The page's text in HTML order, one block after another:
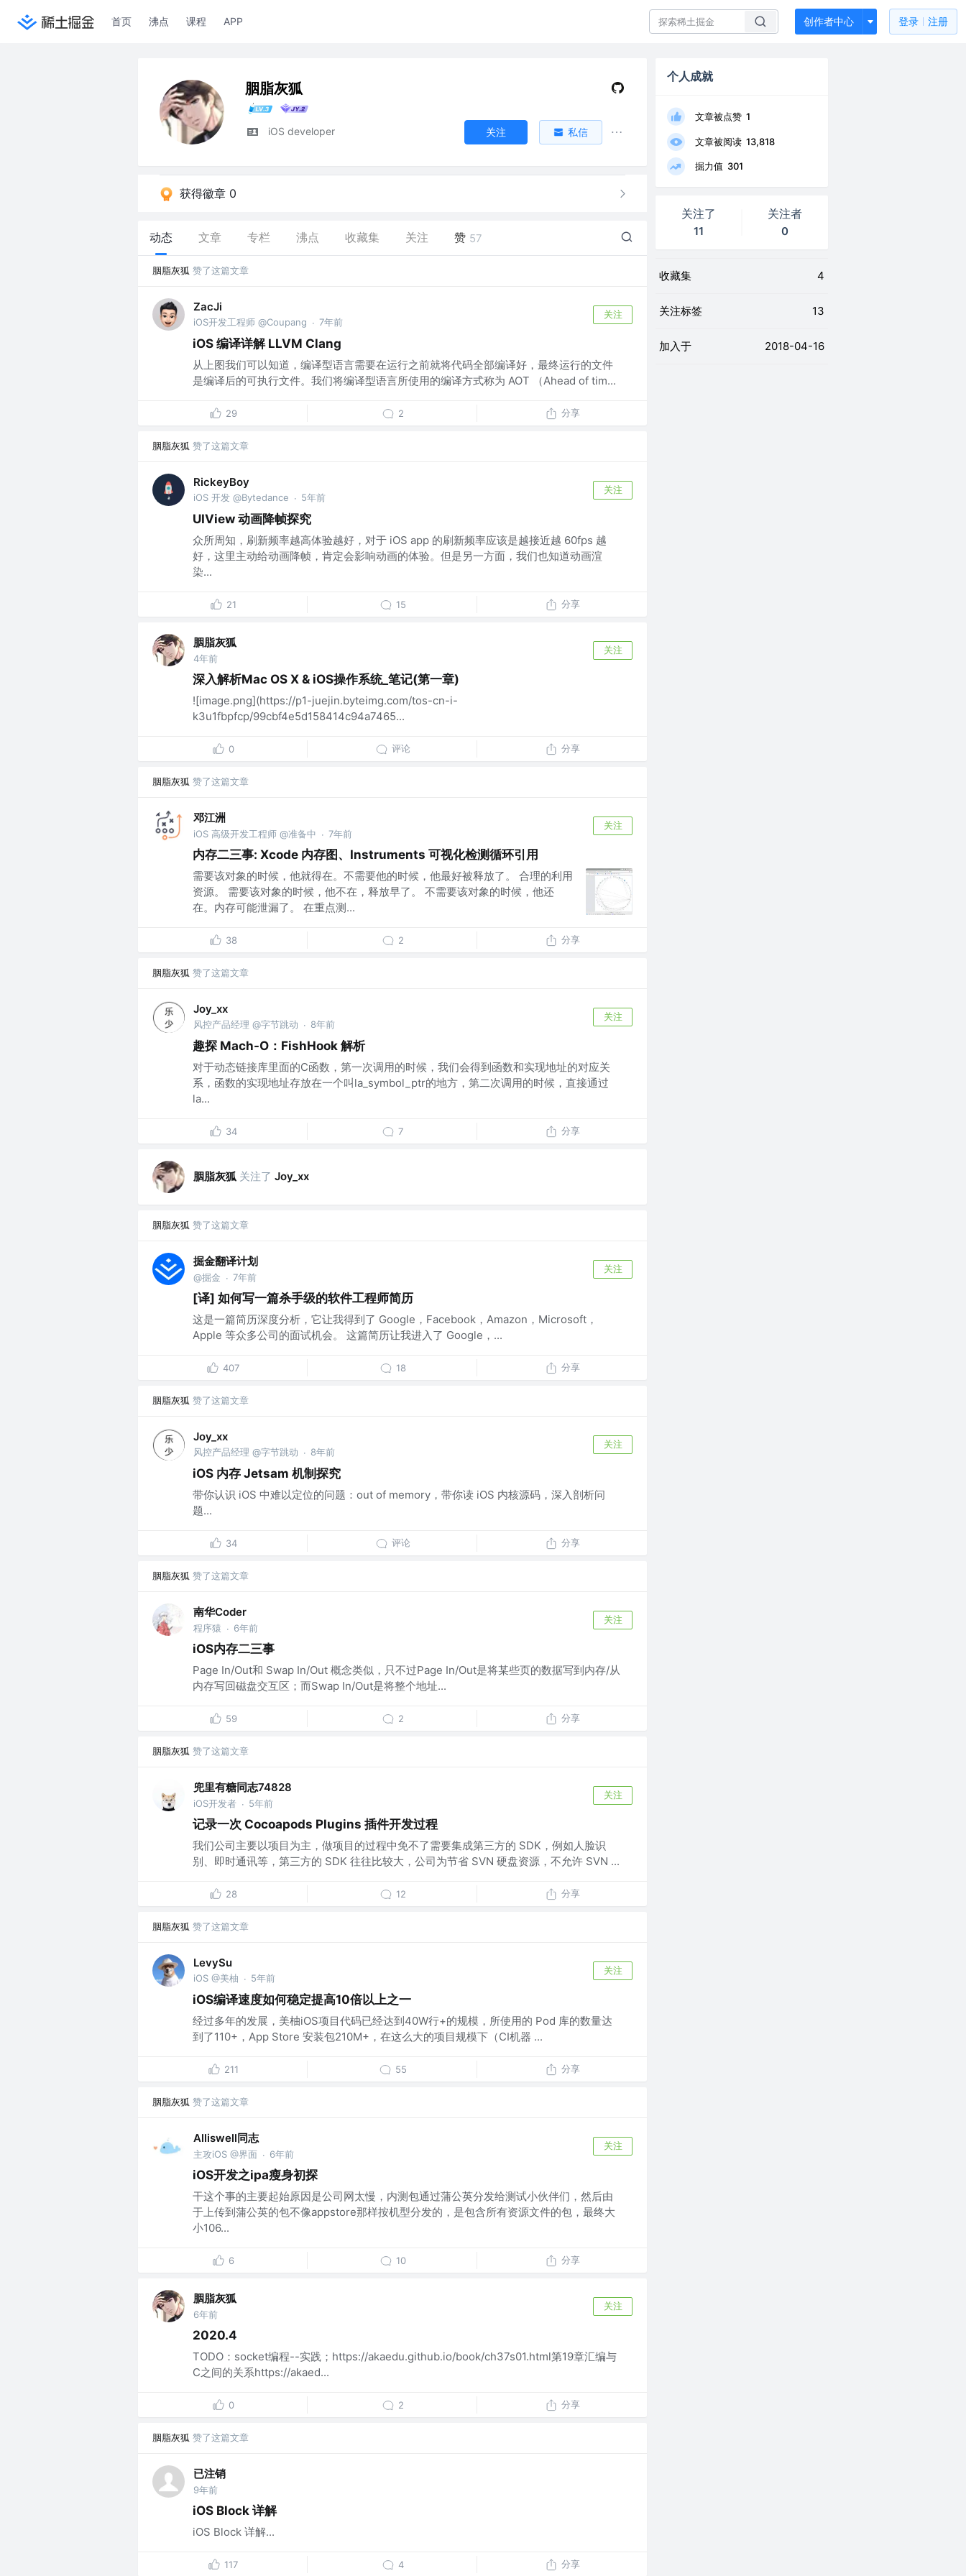
首页 沸点 课程 APP 创作者中心 登录 注册
胭脂灰狐
iOS developer 关注 私信
获得徽章 0
动态 文章 专栏 沸点 收藏集 关注 赞 57
胭脂灰狐 赞了这篇文章
ZacJi
iOS开发工程师 @Coupang · 7年前
关注
iOS 编译详解 LLVM Clang
从上图我们可以知道，编译型语言需要在运行之前就将代码全部编译好，最终运行的文件
是编译后的可执行文件。我们将编译型语言所使用的编译方式称为 AOT （Ahead of tim...
29 2 分享
胭脂灰狐 赞了这篇文章
RickeyBoy
iOS 开发 @Bytedance · 5年前
关注
UIView 动画降帧探究
众所周知，刷新频率越高体验越好，对于 iOS app 的刷新频率应该是越接近越 60fps 越
好，这里主动给动画降帧，肯定会影响动画的体验。但是另一方面，我们也知道动画渲
染...
21 15 分享
胭脂灰狐
4年前
关注
深入解析Mac OS X & iOS操作系统_笔记(第一章)
![image.png](https://p1-juejin.byteimg.com/tos-cn-i-
k3u1fbpfcp/99cbf4e5d158414c94a7465...
0 评论 分享
胭脂灰狐 赞了这篇文章
邓江洲
iOS 高级开发工程师 @准备中 · 7年前
关注
内存二三事: Xcode 内存图、Instruments 可视化检测循环引用
需要该对象的时候，他就得在。不需要他的时候，他最好被释放了。 合理的利用
资源。 需要该对象的时候，他不在，释放早了。 不需要该对象的时候，他还
在。内存可能泄漏了。 在重点测...
38 2 分享
胭脂灰狐 赞了这篇文章
Joy_xx
风控产品经理 @字节跳动 · 8年前
关注
趣探 Mach-O：FishHook 解析
对于动态链接库里面的C函数，第一次调用的时候，我们会得到函数和实现地址的对应关
系，函数的实现地址存放在一个叫la_symbol_ptr的地方，第二次调用的时候，直接通过
la...
34 7 分享
胭脂灰狐 关注了 Joy_xx
胭脂灰狐 赞了这篇文章
掘金翻译计划
@掘金 · 7年前
关注
[译] 如何写一篇杀手级的软件工程师简历
这是一篇简历深度分析，它让我得到了 Google，Facebook，Amazon，Microsoft，
Apple 等众多公司的面试机会。 这篇简历让我进入了 Google，...
407 18 分享
胭脂灰狐 赞了这篇文章
Joy_xx
风控产品经理 @字节跳动 · 8年前
关注
iOS 内存 Jetsam 机制探究
带你认识 iOS 中难以定位的问题：out of memory，带你读 iOS 内核源码，深入剖析问
题...
34 评论 分享
胭脂灰狐 赞了这篇文章
南华Coder
程序猿 · 6年前
关注
iOS内存二三事
Page In/Out和 Swap In/Out 概念类似，只不过Page In/Out是将某些页的数据写到内存/从
内存写回磁盘交互区；而Swap In/Out是将整个地址...
59 2 分享
胭脂灰狐 赞了这篇文章
兜里有糖同志74828
iOS开发者 · 5年前
关注
记录一次 Cocoapods Plugins 插件开发过程
我们公司主要以项目为主，做项目的过程中免不了需要集成第三方的 SDK，例如人脸识
别、即时通讯等，第三方的 SDK 往往比较大，公司为节省 SVN 硬盘资源，不允许 SVN ...
28 12 分享
胭脂灰狐 赞了这篇文章
LevySu
iOS @美柚 · 5年前
关注
iOS编译速度如何稳定提高10倍以上之一
经过多年的发展，美柚iOS项目代码已经达到40W行+的规模，所使用的 Pod 库的数量达
到了110+，App Store 安装包210M+，在这么大的项目规模下（CI机器 ...
211 55 分享
胭脂灰狐 赞了这篇文章
Alliswell同志
主攻iOS @界面 · 6年前
关注
iOS开发之ipa瘦身初探
干这个事的主要起始原因是公司网太慢，内测包通过蒲公英分发给测试小伙伴们，然后由
于上传到蒲公英的包不像appstore那样按机型分发的，是包含所有资源文件的包，最终大
小106...
6 10 分享
胭脂灰狐
6年前
关注
2020.4
TODO：socket编程--实践；https://akaedu.github.io/book/ch37s01.html第19章汇编与
C之间的关系https://akaed...
0 2 分享
胭脂灰狐 赞了这篇文章
已注销
9年前
iOS Block 详解
iOS Block 详解...
117 4 分享
个人成就
文章被点赞 1
文章被阅读 13,818
掘力值 301
关注了
11
关注者
0
收藏集 4
关注标签 13
加入于 2018-04-16